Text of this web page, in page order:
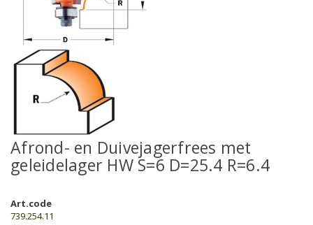
Afrond- en Duivejagerfrees met
geleidelager HW S=6 D=25.4 R=6.4
Art.code
739.254.11